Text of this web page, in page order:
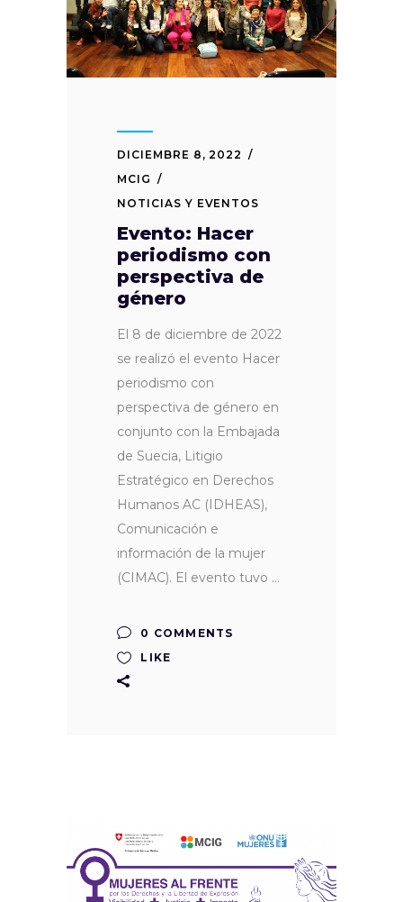
DICIEMBRE 8, 2022
MCIG
NOTICIAS Y EVENTOS
Evento: Hacer
periodismo con
perspectiva de
género
El 8 de diciembre de 2022
se realizó el evento Hacer
periodismo con
perspectiva de género en
conjunto con la Embajada
de Suecia, Litigio
Estratégico en Derechos
Humanos AC (IDHEAS),
Comunicación e
información de la mujer
(CIMAC). El evento tuvo
0 COMMENTS
LIKE